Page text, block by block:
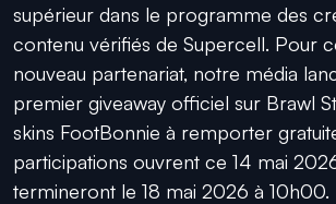
supérieur dans le programme des
contenu vérifiés de Supercell. Pour
nouveau partenariat, notre média
premier giveaway officiel sur Brawl
skins FootBonnie à remporter
participations ouvrent ce 14 mai
termineront le 18 mai 2026 à 10h00.